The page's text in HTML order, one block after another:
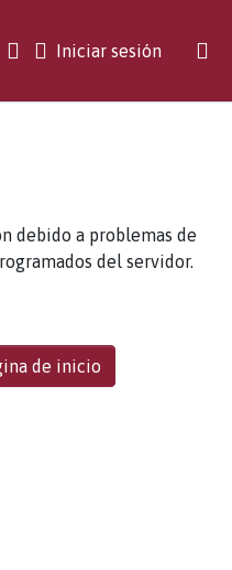
Iniciar sesión(current)
debido a problemas de
del servidor.
de inicio